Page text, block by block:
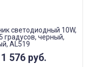
светодиодный 10W,
градусов, черный,
AL519
1 576 руб.